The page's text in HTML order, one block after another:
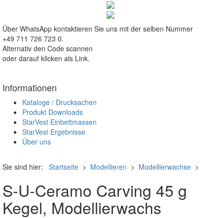
Über WhatsApp kontaktieren Sie uns mit der selben Nummer
+49 711 726 723 0.
Alternativ den Code scannen
oder darauf klicken als Link.
Informationen
Kataloge / Drucksachen
Produkt Downloads
StarVest Einbettmassen
StarVest Ergebnisse
Über uns
Sie sind hier: Startseite > Modellieren > Modellierwachse >
S-U-Ceramo Carving 45 g
Kegel, Modellierwachs